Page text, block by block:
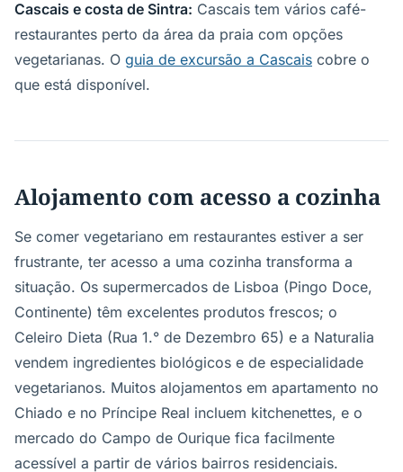
Cascais e costa de Sintra: Cascais tem vários café-
restaurantes perto da área da praia com opções
vegetarianas. O guia de excursão a Cascais cobre o
que está disponível.
Alojamento com acesso a cozinha
Se comer vegetariano em restaurantes estiver a ser
frustrante, ter acesso a uma cozinha transforma a
situação. Os supermercados de Lisboa (Pingo Doce,
Continente) têm excelentes produtos frescos; o
Celeiro Dieta (Rua 1.° de Dezembro 65) e a Naturalia
vendem ingredientes biológicos e de especialidade
vegetarianos. Muitos alojamentos em apartamento no
Chiado e no Príncipe Real incluem kitchenettes, e o
mercado do Campo de Ourique fica facilmente
acessível a partir de vários bairros residenciais.